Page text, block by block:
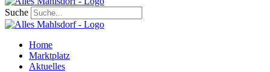
Suche
Home
Marktplatz
Aktuelles